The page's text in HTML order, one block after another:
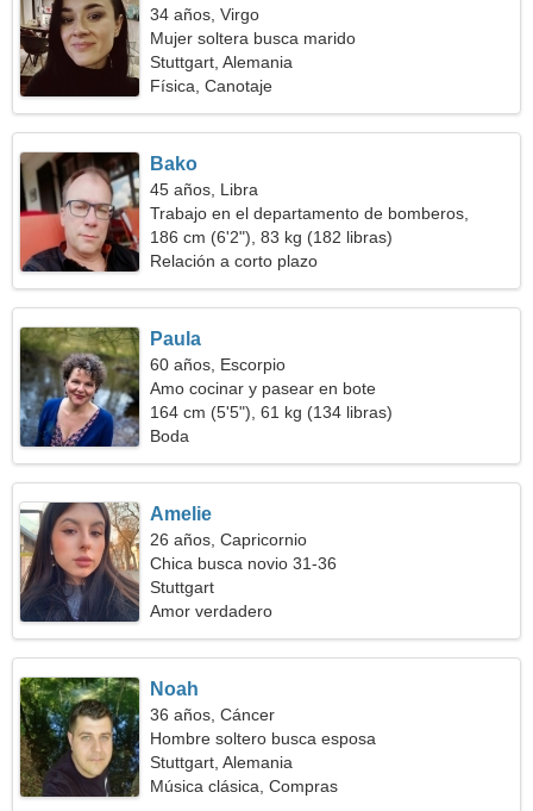
34 años, Virgo
Mujer soltera busca marido
Stuttgart, Alemania
Física, Canotaje
Bako
45 años, Libra
Trabajo en el departamento de bomberos,
necesito una mujer capacitada
186 cm (6'2"), 83 kg (182 libras)
Relación a corto plazo
Paula
60 años, Escorpio
Amo cocinar y pasear en bote
164 cm (5'5"), 61 kg (134 libras)
Boda
Amelie
26 años, Capricornio
Chica busca novio 31-36
Stuttgart
Amor verdadero
Noah
36 años, Cáncer
Hombre soltero busca esposa
Stuttgart, Alemania
Música clásica, Compras